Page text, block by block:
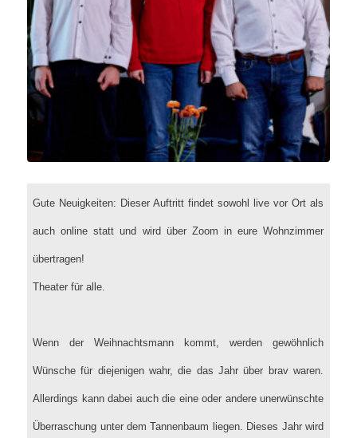
Gute Neuigkeiten: Dieser Auftritt findet sowohl live vor Ort als
auch online statt und wird über Zoom in eure Wohnzimmer
übertragen!
Theater für alle.
Wenn der Weihnachtsmann kommt, werden gewöhnlich
Wünsche für diejenigen wahr, die das Jahr über brav waren.
Allerdings kann dabei auch die eine oder andere unerwünschte
Überraschung unter dem Tannenbaum liegen. Dieses Jahr wird